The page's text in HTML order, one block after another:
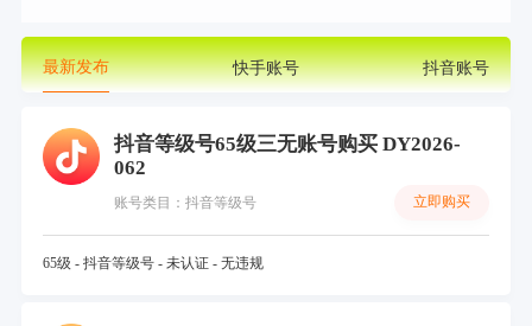
最新发布 快手账号 抖音账号
抖音等级号65级三无账号购买 DY2026-
062
账号类目：抖音等级号 立即购买
65级 - 抖音等级号 - 未认证 - 无违规